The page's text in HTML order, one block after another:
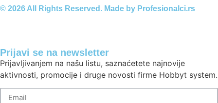
© 2026 All Rights Reserved. Made by Profesionalci.rs
Prijavi se na newsletter
Prijavljivanjem na našu listu, saznaćetete najnovije
aktivnosti, promocije i druge novosti firme Hobbyt system.